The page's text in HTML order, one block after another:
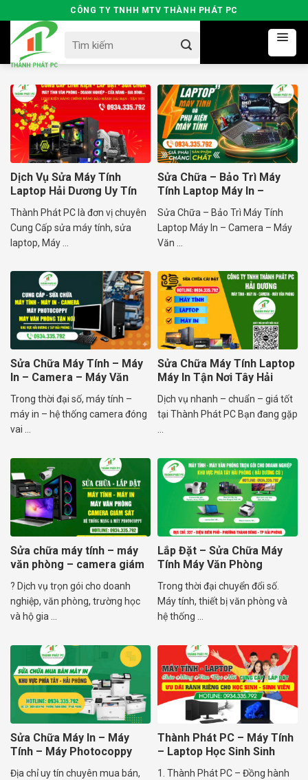
to
content
CÔNG TY TNHH MTV THÀNH PHÁT PC
for:
Dịch Vụ Sửa Máy Tính
Laptop Hải Dương Uy Tín
Thành Phát PC là đơn vị chuyên
Cung Cấp sửa máy tính, sửa
laptop, Máy ...
Sửa Chữa – Bảo Trì Máy
Tính Laptop Máy In –
Camera
Sửa Chữa – Bảo Trì Máy Tính
Laptop Máy In – Camera – Máy
Văn ...
Sửa Chữa Máy Tính – Máy
In – Camera – Máy Văn
Trong thời đại số, máy tính –
máy in – hệ thống camera đóng
vai ...
Sửa Chữa Máy Tính Laptop
Máy In Tận Nơi Tây Hải
Dịch vụ nhanh – chuẩn – giá tốt
tại Thành Phát PC Bạn đang gặp
...
Sửa chữa máy tính – máy
văn phòng – camera giám
? Dịch vụ trọn gói cho doanh
nghiệp, văn phòng, trường học
và hộ gia ...
Lắp Đặt – Sửa Chữa Máy
Tính Máy Văn Phòng
Camera Doanh Nghiệp
Trong thời đại chuyển đổi số.
Máy tính, thiết bị văn phòng và
hệ thống ...
Sửa Chữa Máy In – Máy
Tính – Máy Photocoppy
Tây Hải Phòng
Địa chỉ uy tín chuyên mua bán,
Thành Phát PC – Máy Tính
– Laptop Học Sinh Sinh
1. Thành Phát PC – Đồng hành